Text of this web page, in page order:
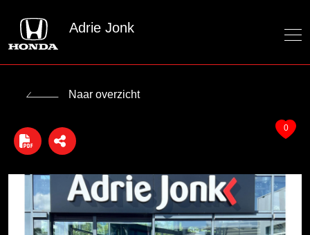
Adrie Jonk
Naar overzicht
0